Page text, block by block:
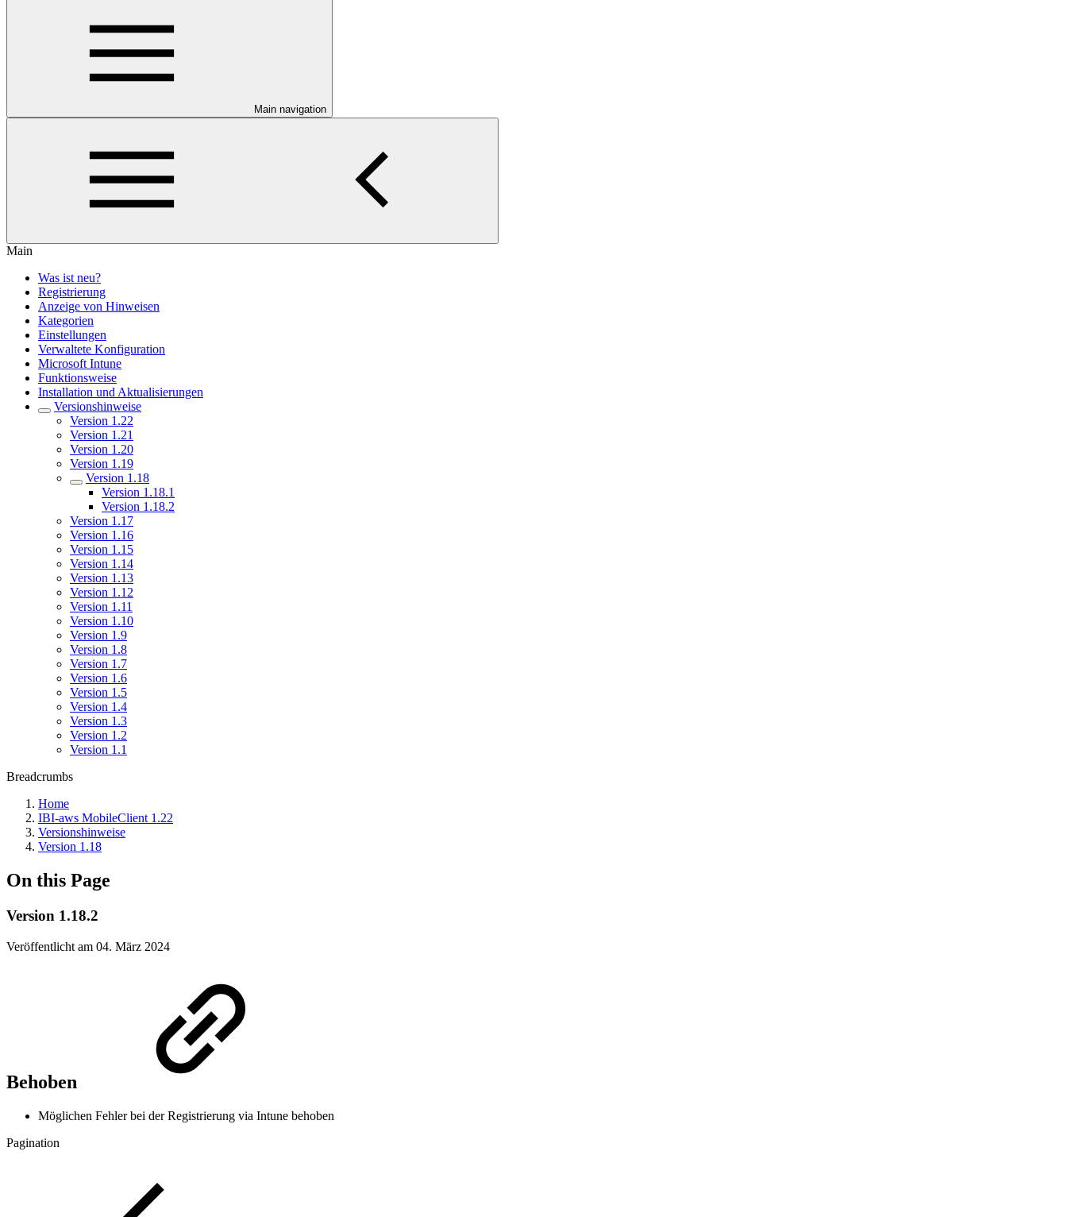
Main navigation
Main
Was ist neu?
Registrierung
Anzeige von Hinweisen
Kategorien
Einstellungen
Verwaltete Konfiguration
Microsoft Intune
Funktionsweise
Installation und Aktualisierungen
Versionshinweise
Version 1.22
Version 1.21
Version 1.20
Version 1.19
Version 1.18
Version 1.18.1
Version 1.18.2
Version 1.17
Version 1.16
Version 1.15
Version 1.14
Version 1.13
Version 1.12
Version 1.11
Version 1.10
Version 1.9
Version 1.8
Version 1.7
Version 1.6
Version 1.5
Version 1.4
Version 1.3
Version 1.2
Version 1.1
Breadcrumbs
Home
IBI-aws MobileClient 1.22
Versionshinweise
Version 1.18
On this Page
Version 1.18.2
Veröffentlicht am 04. März 2024
Behoben
Möglichen Fehler bei der Registrierung via Intune behoben
Pagination